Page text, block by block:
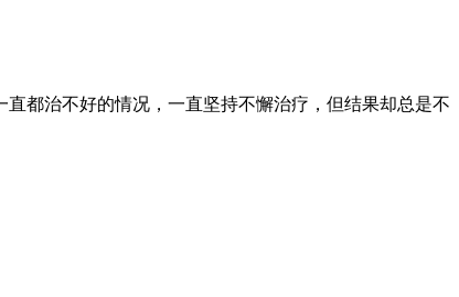
都治不好的情况，一直坚持不懈治疗，但结果却总是不